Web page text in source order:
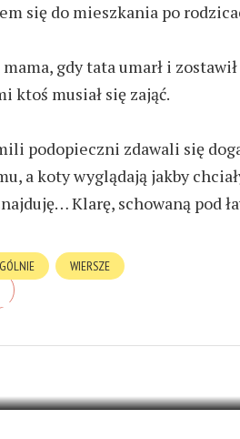
się do mieszkania po
gdy tata umarł i
ktoś musiał się zająć.
podopieczni zdawali się
a koty wyglądają jakby
Klarę, schowaną pod
WIERSZE